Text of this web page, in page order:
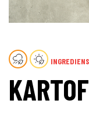
INGREDIENS